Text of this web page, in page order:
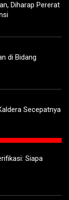
Diharap Pererat
di Bidang
Secepatnya
Siapa